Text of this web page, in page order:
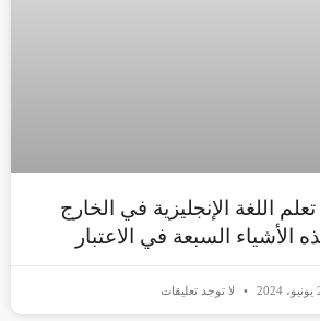
اللغة الإنجليزية في الخارج
السبعة في الاعتبار
لا توجد تعليقات